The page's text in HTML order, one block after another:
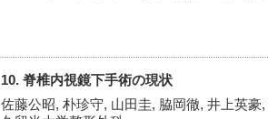
10. 脊椎内視鏡下手術の現状
佐藤公昭, 朴珍守, 山田圭, 脇岡徹, 井上英豪